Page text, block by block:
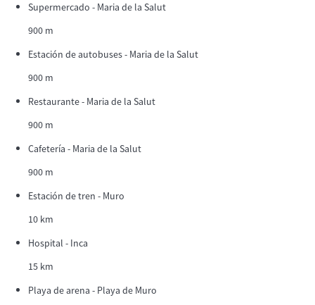
Supermercado - Maria de la Salut
900 m
Estación de autobuses - Maria de la Salut
900 m
Restaurante - Maria de la Salut
900 m
Cafetería - Maria de la Salut
900 m
Estación de tren - Muro
10 km
Hospital - Inca
15 km
Playa de arena - Playa de Muro